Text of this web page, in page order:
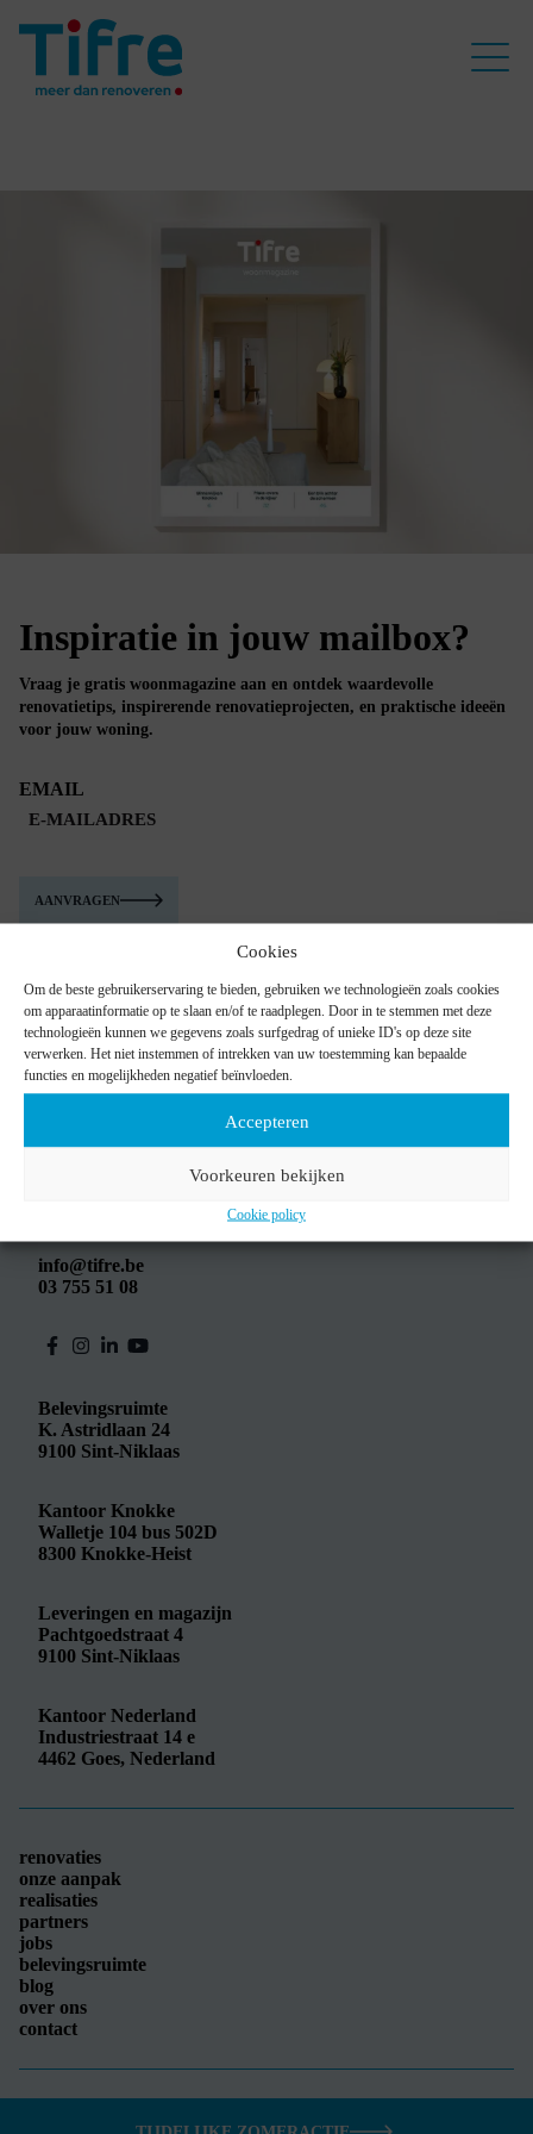
Cookies
Om de beste gebruikerservaring te bieden, gebruiken we technologieën zoals cookies
om apparaatinformatie op te slaan en/of te raadplegen. Door in te stemmen met deze
technologieën kunnen we gegevens zoals surfgedrag of unieke ID's op deze site
verwerken. Het niet instemmen of intrekken van uw toestemming kan bepaalde
functies en mogelijkheden negatief beïnvloeden.
Accepteren
Voorkeuren bekijken
Cookie policy
Inspiratie in jouw mailbox?
Vraag je gratis woonmagazine aan en ontdek waardevolle
renovatietips, inspirerende renovatieprojecten, en praktische ideeën
voor jouw woning.
EMAIL
AANVRAGEN
info@tifre.be
03 755 51 08
Belevingsruimte
K. Astridlaan 24
9100 Sint-Niklaas
Kantoor Knokke
Walletje 104 bus 502D
8300 Knokke-Heist
Leveringen en magazijn
Pachtgoedstraat 4
9100 Sint-Niklaas
Kantoor Nederland
Industriestraat 14 e
4462 Goes, Nederland
renovaties
onze aanpak
realisaties
partners
jobs
belevingsruimte
blog
over ons
contact